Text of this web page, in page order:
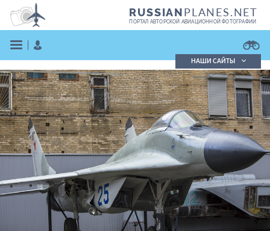
RUSSIANPLANES.NET
ПОРТАЛ АВТОРСКОЙ АВИАЦИОННОЙ ФОТОГРАФИИ
ВОЙТИ
ЗАРЕГИСТРИРОВАТЬСЯ
Поиск фотографий
Поиск в реестре
Кратко
Подробно
НАШИ САЙТЫ